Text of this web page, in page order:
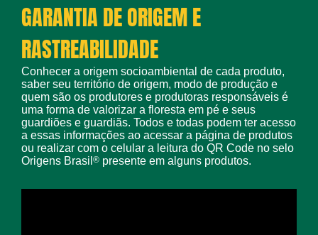
GARANTIA DE ORIGEM E
RASTREABILIDADE
Conhecer a origem socioambiental de cada produto,
saber seu território de origem, modo de produção e
quem são os produtores e produtoras responsáveis é
uma forma de valorizar a floresta em pé e seus
guardiões e guardiãs. Todos e todas podem ter acesso
a essas informações ao acessar a página de produtos
ou realizar com o celular a leitura do QR Code no selo
Origens Brasil ® presente em alguns produtos.